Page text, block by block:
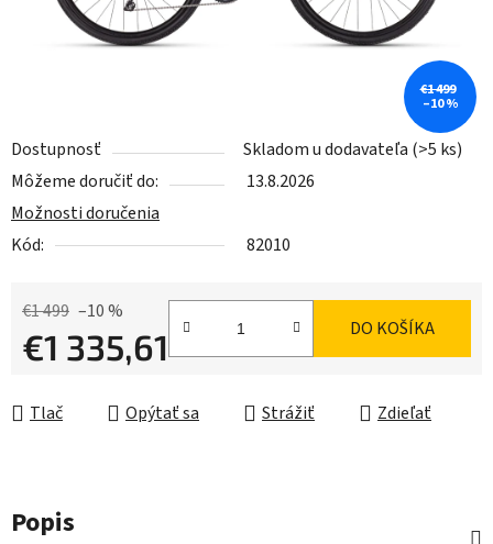
Dostupnosť Skladom u dodavateľa (>5 ks)
Môžeme doručiť do:
13.8.2026
Možnosti doručenia
Kód:
82010
€1 499 –10 %
€1 335,61 DO KOŠÍKA
Tlač Opýtať sa Strážiť Zdieľať
€1 499
–10 %
Popis